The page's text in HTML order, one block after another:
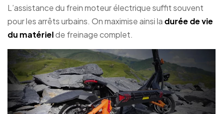
L’assistance du frein moteur électrique suffit souvent
pour les arrêts urbains. On maximise ainsi la durée de vie
du matérielde freinage complet.